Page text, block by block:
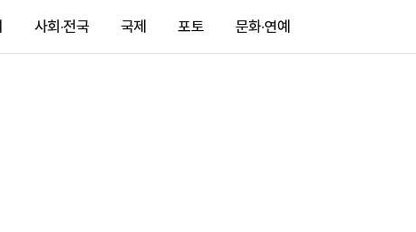
사회·전국 국제 포토 문화·연예